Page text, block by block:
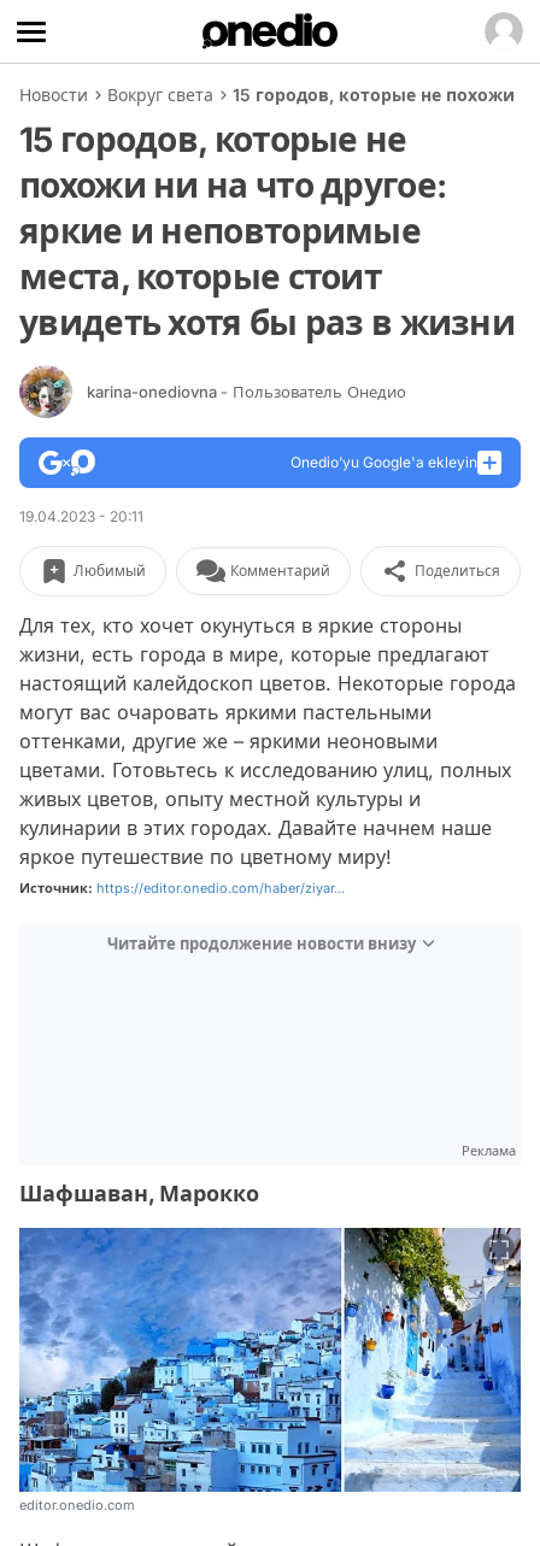
Новости Вокруг света 15 городов, которые не похожи
15 городов, которые не
похожи ни на что другое:
яркие и неповторимые
места, которые стоит
увидеть хотя бы раз в жизни
karina-onediovna - Пользователь Онедио
Onedio’yu Google'a ekleyin
19.04.2023 - 20:11
Любимый Комментарий Поделиться
Для тех, кто хочет окунуться в яркие стороны
жизни, есть города в мире, которые предлагают
настоящий калейдоскоп цветов. Некоторые города
могут вас очаровать яркими пастельными
оттенками, другие же – яркими неоновыми
цветами. Готовьтесь к исследованию улиц, полных
живых цветов, опыту местной культуры и
кулинарии в этих городах. Давайте начнем наше
яркое путешествие по цветному миру!
Источник: https://editor.onedio.com/haber/ziyar...
Читайте продолжение новости внизу
Реклама
Шафшаван, Марокко
editor.onedio.com